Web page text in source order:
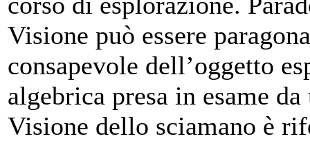
Visione può essere
consapevole dell’oggetto
algebrica presa in esame
Visione dello sciamano è